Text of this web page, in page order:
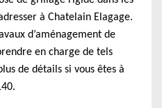
à Chatelain Elagage.
d’aménagement de
en charge de tels
de détails si vous êtes à